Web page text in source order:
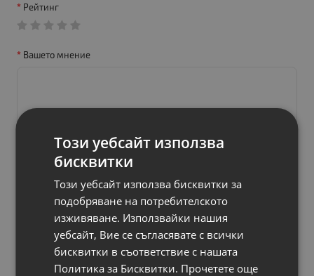
Рейтинг
Вашето мнение
Продължи
Този уебсайт използва
бисквитки
Този уебсайт използва бисквитки за
подобряване на потребителското
изживяване. Използвайки нашия
уебсайт, Вие се съгласявате с всички
бисквитки в съответствие с нашата
Политика за Бисквитки. Прочетете още